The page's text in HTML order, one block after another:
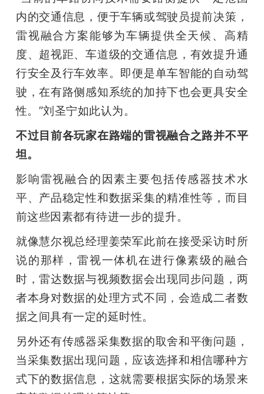
内的交通信息，便于车辆或驾驶员提前决策，
雷视融合方案能够为车辆提供全天候、高精
度、超视距、车道级的交通信息，有效提升通
行安全及行车效率。即便是单车智能的自动驾
驶，在有路侧感知系统的加持下也会更具安全
性。”刘圣宁如此认为。
不过目前各玩家在路端的雷视融合之路并不平
坦。
影响雷视融合的因素主要包括传感器技术水
平、产品稳定性和数据采集的精准性等，而目
前这些因素都有待进一步的提升。
就像慧尔视总经理姜荣军此前在接受采访时所
说的那样，雷视一体机在进行像素级的融合
时，雷达数据与视频数据会出现同步问题，两
者本身对数据的处理方式不同，会造成二者数
据之间具有一定的延时性。
另外还有传感器采集数据的取舍和平衡问题，
当采集数据出现问题，应该选择和相信哪种方
式下的数据信息，这就需要根据实际的场景来